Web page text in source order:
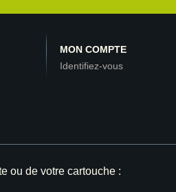
MON COMPTE
Identifiez-vous
ou de votre cartouche :